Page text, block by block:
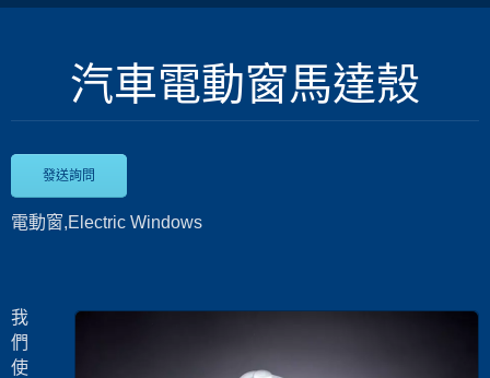
汽車電動窗馬達殼
發送詢問
電動窗,Electric Windows
我
們
使